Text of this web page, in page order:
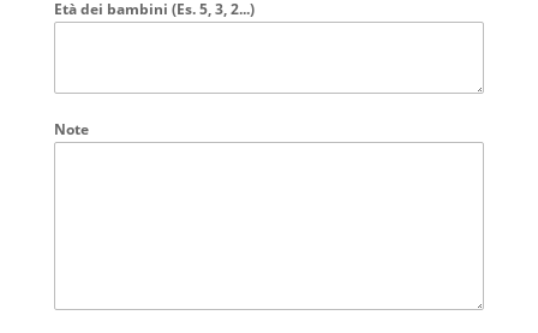
Età dei bambini (Es. 5, 3, 2...)
Note